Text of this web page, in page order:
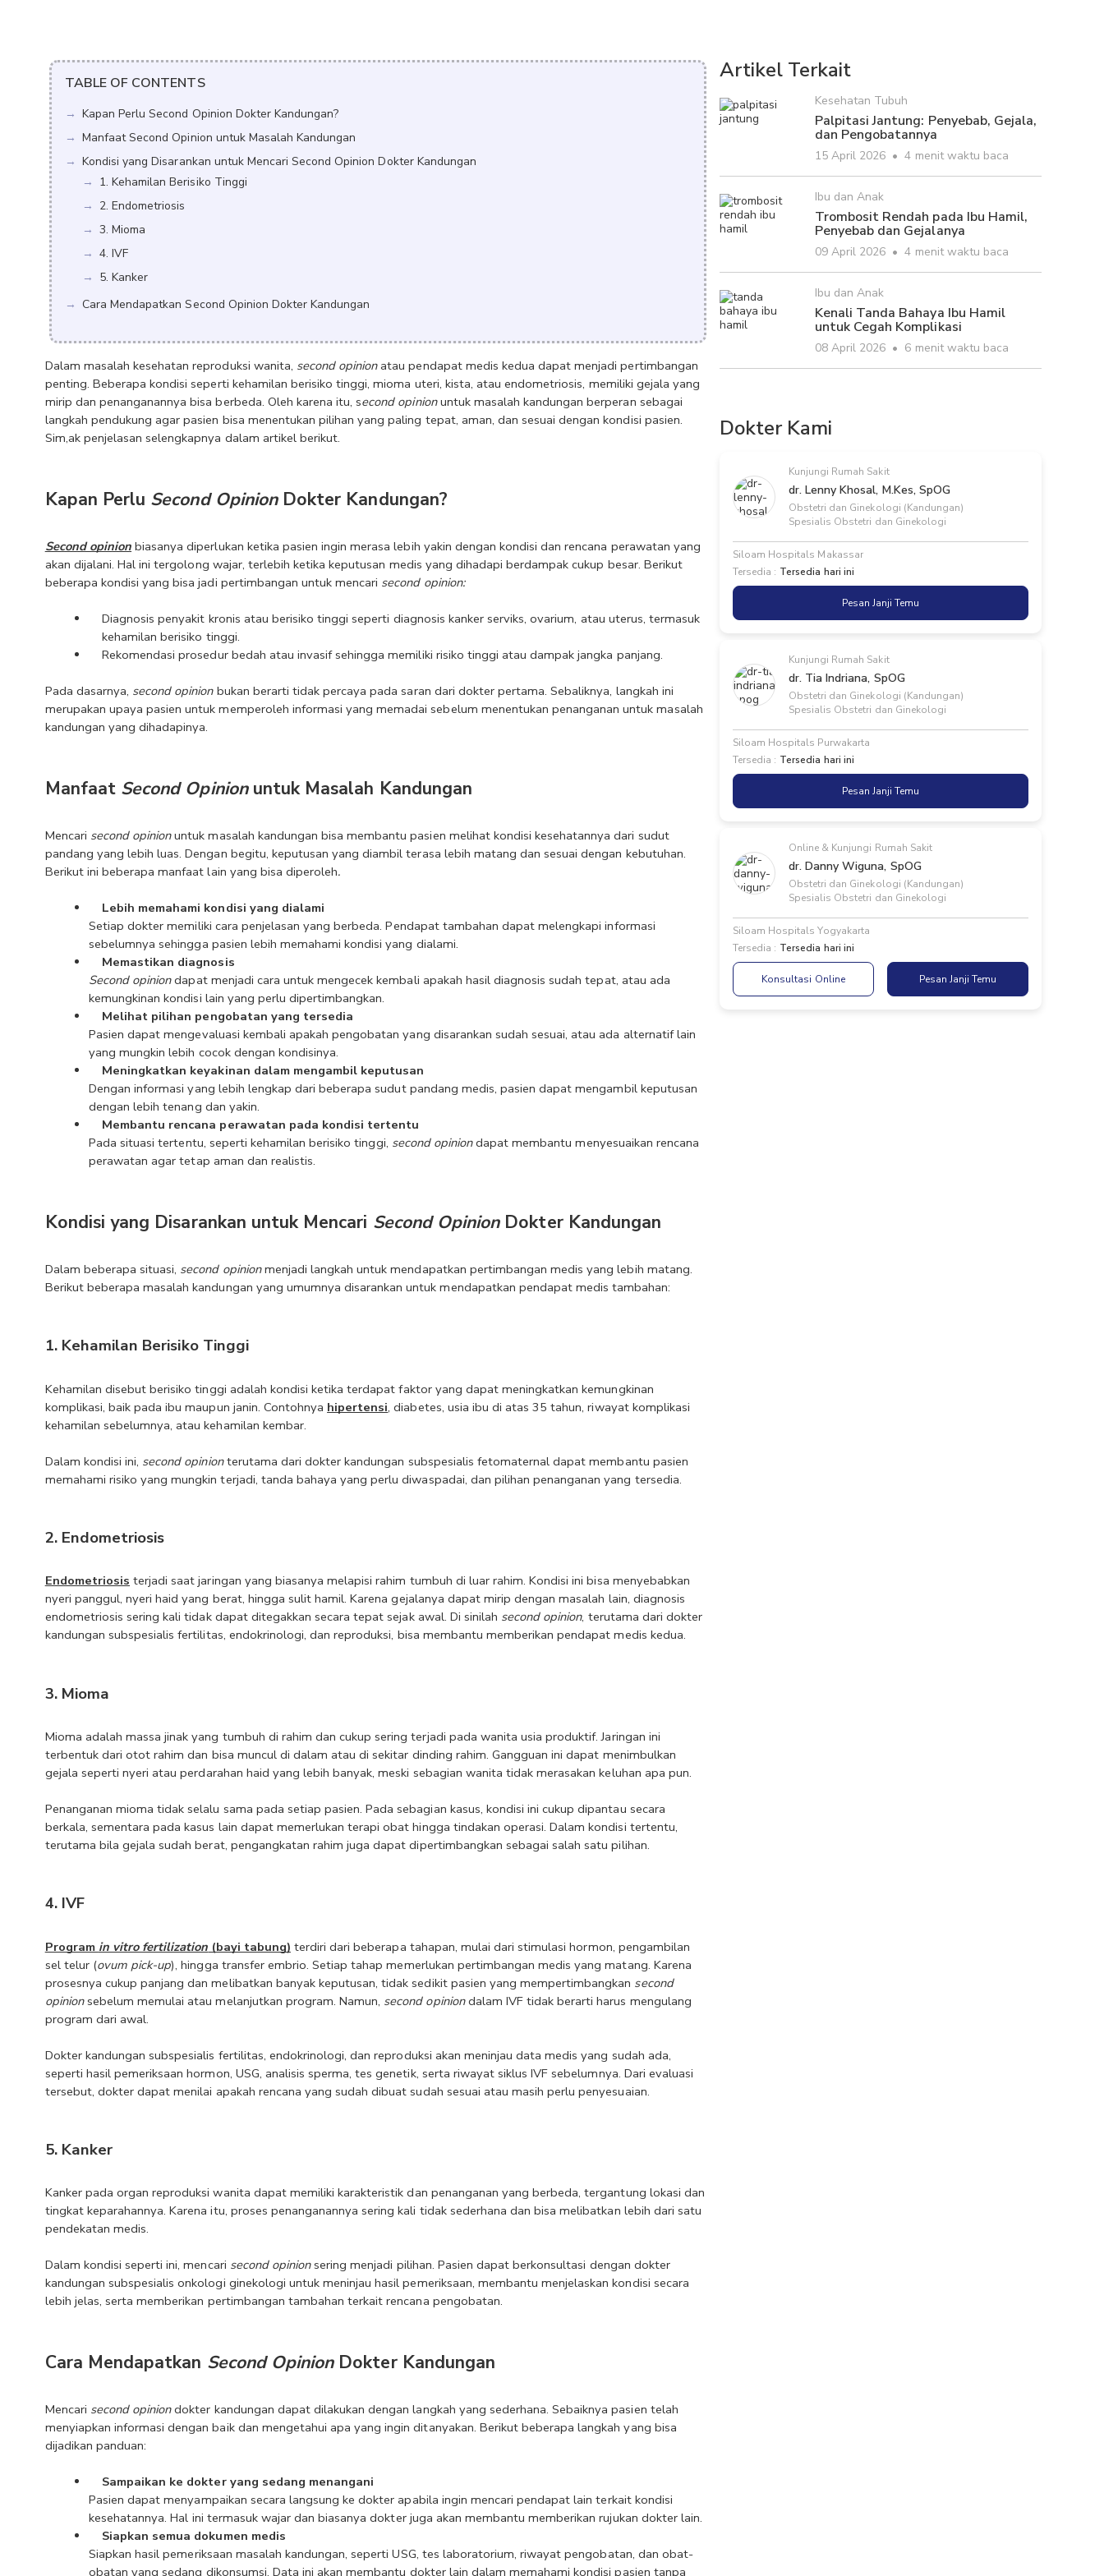
TABLE OF CONTENTS
Kapan Perlu Second Opinion Dokter Kandungan?
Manfaat Second Opinion untuk Masalah Kandungan
Kondisi yang Disarankan untuk Mencari Second Opinion Dokter Kandungan
1. Kehamilan Berisiko Tinggi
2. Endometriosis
3. Mioma
4. IVF
5. Kanker
Cara Mendapatkan Second Opinion Dokter Kandungan
Dalam masalah kesehatan reproduksi wanita, second opinion atau pendapat medis kedua dapat menjadi pertimbangan
penting. Beberapa kondisi seperti kehamilan berisiko tinggi, mioma uteri, kista, atau endometriosis, memiliki gejala yang
mirip dan penanganannya bisa berbeda. Oleh karena itu, second opinion untuk masalah kandungan berperan sebagai
langkah pendukung agar pasien bisa menentukan pilihan yang paling tepat, aman, dan sesuai dengan kondisi pasien.
Sim,ak penjelasan selengkapnya dalam artikel berikut.
Kapan Perlu Second Opinion Dokter Kandungan?
Second opinion biasanya diperlukan ketika pasien ingin merasa lebih yakin dengan kondisi dan rencana perawatan yang
akan dijalani. Hal ini tergolong wajar, terlebih ketika keputusan medis yang dihadapi berdampak cukup besar. Berikut
beberapa kondisi yang bisa jadi pertimbangan untuk mencari second opinion:
Diagnosis penyakit kronis atau berisiko tinggi seperti diagnosis kanker serviks, ovarium, atau uterus, termasuk
kehamilan berisiko tinggi.
Rekomendasi prosedur bedah atau invasif sehingga memiliki risiko tinggi atau dampak jangka panjang.
Pada dasarnya, second opinion bukan berarti tidak percaya pada saran dari dokter pertama. Sebaliknya, langkah ini
merupakan upaya pasien untuk memperoleh informasi yang memadai sebelum menentukan penanganan untuk masalah
kandungan yang dihadapinya.
Manfaat Second Opinion untuk Masalah Kandungan
Mencari second opinion untuk masalah kandungan bisa membantu pasien melihat kondisi kesehatannya dari sudut
pandang yang lebih luas. Dengan begitu, keputusan yang diambil terasa lebih matang dan sesuai dengan kebutuhan.
Berikut ini beberapa manfaat lain yang bisa diperoleh.
Lebih memahami kondisi yang dialami
Setiap dokter memiliki cara penjelasan yang berbeda. Pendapat tambahan dapat melengkapi informasi
sebelumnya sehingga pasien lebih memahami kondisi yang dialami.
Memastikan diagnosis
Second opinion dapat menjadi cara untuk mengecek kembali apakah hasil diagnosis sudah tepat, atau ada
kemungkinan kondisi lain yang perlu dipertimbangkan.
Melihat pilihan pengobatan yang tersedia
Pasien dapat mengevaluasi kembali apakah pengobatan yang disarankan sudah sesuai, atau ada alternatif lain
yang mungkin lebih cocok dengan kondisinya.
Meningkatkan keyakinan dalam mengambil keputusan
Dengan informasi yang lebih lengkap dari beberapa sudut pandang medis, pasien dapat mengambil keputusan
dengan lebih tenang dan yakin.
Membantu rencana perawatan pada kondisi tertentu
Pada situasi tertentu, seperti kehamilan berisiko tinggi, second opinion dapat membantu menyesuaikan rencana
perawatan agar tetap aman dan realistis.
Kondisi yang Disarankan untuk Mencari Second Opinion Dokter Kandungan
Dalam beberapa situasi, second opinion menjadi langkah untuk mendapatkan pertimbangan medis yang lebih matang.
Berikut beberapa masalah kandungan yang umumnya disarankan untuk mendapatkan pendapat medis tambahan:
1. Kehamilan Berisiko Tinggi
Kehamilan disebut berisiko tinggi adalah kondisi ketika terdapat faktor yang dapat meningkatkan kemungkinan
komplikasi, baik pada ibu maupun janin. Contohnya hipertensi, diabetes, usia ibu di atas 35 tahun, riwayat komplikasi
kehamilan sebelumnya, atau kehamilan kembar.
Dalam kondisi ini, second opinion terutama dari dokter kandungan subspesialis fetomaternal dapat membantu pasien
memahami risiko yang mungkin terjadi, tanda bahaya yang perlu diwaspadai, dan pilihan penanganan yang tersedia.
2. Endometriosis
Endometriosis terjadi saat jaringan yang biasanya melapisi rahim tumbuh di luar rahim. Kondisi ini bisa menyebabkan
nyeri panggul, nyeri haid yang berat, hingga sulit hamil. Karena gejalanya dapat mirip dengan masalah lain, diagnosis
endometriosis sering kali tidak dapat ditegakkan secara tepat sejak awal. Di sinilah second opinion, terutama dari dokter
kandungan subspesialis fertilitas, endokrinologi, dan reproduksi, bisa membantu memberikan pendapat medis kedua.
3. Mioma
Mioma adalah massa jinak yang tumbuh di rahim dan cukup sering terjadi pada wanita usia produktif. Jaringan ini
terbentuk dari otot rahim dan bisa muncul di dalam atau di sekitar dinding rahim. Gangguan ini dapat menimbulkan
gejala seperti nyeri atau perdarahan haid yang lebih banyak, meski sebagian wanita tidak merasakan keluhan apa pun.
Penanganan mioma tidak selalu sama pada setiap pasien. Pada sebagian kasus, kondisi ini cukup dipantau secara
berkala, sementara pada kasus lain dapat memerlukan terapi obat hingga tindakan operasi. Dalam kondisi tertentu,
terutama bila gejala sudah berat, pengangkatan rahim juga dapat dipertimbangkan sebagai salah satu pilihan.
4. IVF
Program in vitro fertilization (bayi tabung) terdiri dari beberapa tahapan, mulai dari stimulasi hormon, pengambilan
sel telur (ovum pick-up), hingga transfer embrio. Setiap tahap memerlukan pertimbangan medis yang matang. Karena
prosesnya cukup panjang dan melibatkan banyak keputusan, tidak sedikit pasien yang mempertimbangkan second
opinion sebelum memulai atau melanjutkan program. Namun, second opinion dalam IVF tidak berarti harus mengulang
program dari awal.
Dokter kandungan subspesialis fertilitas, endokrinologi, dan reproduksi akan meninjau data medis yang sudah ada,
seperti hasil pemeriksaan hormon, USG, analisis sperma, tes genetik, serta riwayat siklus IVF sebelumnya. Dari evaluasi
tersebut, dokter dapat menilai apakah rencana yang sudah dibuat sudah sesuai atau masih perlu penyesuaian.
5. Kanker
Kanker pada organ reproduksi wanita dapat memiliki karakteristik dan penanganan yang berbeda, tergantung lokasi dan
tingkat keparahannya. Karena itu, proses penanganannya sering kali tidak sederhana dan bisa melibatkan lebih dari satu
pendekatan medis.
Dalam kondisi seperti ini, mencari second opinion sering menjadi pilihan. Pasien dapat berkonsultasi dengan dokter
kandungan subspesialis onkologi ginekologi untuk meninjau hasil pemeriksaan, membantu menjelaskan kondisi secara
lebih jelas, serta memberikan pertimbangan tambahan terkait rencana pengobatan.
Cara Mendapatkan Second Opinion Dokter Kandungan
Mencari second opinion dokter kandungan dapat dilakukan dengan langkah yang sederhana. Sebaiknya pasien telah
menyiapkan informasi dengan baik dan mengetahui apa yang ingin ditanyakan. Berikut beberapa langkah yang bisa
dijadikan panduan:
Sampaikan ke dokter yang sedang menangani
Pasien dapat menyampaikan secara langsung ke dokter apabila ingin mencari pendapat lain terkait kondisi
kesehatannya. Hal ini termasuk wajar dan biasanya dokter juga akan membantu memberikan rujukan dokter lain.
Siapkan semua dokumen medis
Siapkan hasil pemeriksaan masalah kandungan, seperti USG, tes laboratorium, riwayat pengobatan, dan obat-
obatan yang sedang dikonsumsi. Data ini akan membantu dokter lain dalam memahami kondisi pasien tanpa
Artikel Terkait
Kesehatan Tubuh
Palpitasi Jantung: Penyebab, Gejala,
dan Pengobatannya
15 April 2026 • 4 menit waktu baca
Ibu dan Anak
Trombosit Rendah pada Ibu Hamil,
Penyebab dan Gejalanya
09 April 2026 • 4 menit waktu baca
Ibu dan Anak
Kenali Tanda Bahaya Ibu Hamil
untuk Cegah Komplikasi
08 April 2026 • 6 menit waktu baca
Dokter Kami
Kunjungi Rumah Sakit
dr. Lenny Khosal, M.Kes, SpOG
Obstetri dan Ginekologi (Kandungan)
Spesialis Obstetri dan Ginekologi
Siloam Hospitals Makassar
Tersedia : Tersedia hari ini
Pesan Janji Temu
Kunjungi Rumah Sakit
dr. Tia Indriana, SpOG
Obstetri dan Ginekologi (Kandungan)
Spesialis Obstetri dan Ginekologi
Siloam Hospitals Purwakarta
Tersedia : Tersedia hari ini
Pesan Janji Temu
Online & Kunjungi Rumah Sakit
dr. Danny Wiguna, SpOG
Obstetri dan Ginekologi (Kandungan)
Spesialis Obstetri dan Ginekologi
Siloam Hospitals Yogyakarta
Tersedia : Tersedia hari ini
Konsultasi Online Pesan Janji Temu